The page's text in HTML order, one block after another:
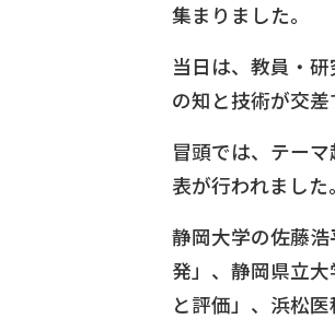
集まりました。
当日は、教員・
の知と技術が交差
冒頭では、テー
表が行われました。
静岡大学の佐藤
発」、静岡県立
と評価」、浜松